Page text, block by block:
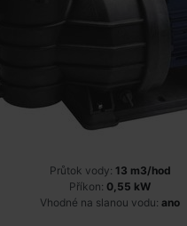
Průtok vody: 13 m3/hod
Příkon: 0,55 kW
Vhodné na slanou vodu: ano